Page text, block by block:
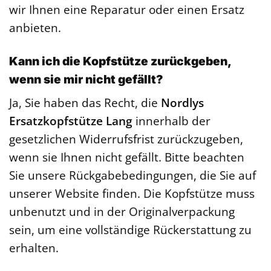
wir Ihnen eine Reparatur oder einen Ersatz
anbieten.
Kann ich die Kopfstütze zurückgeben,
wenn sie mir nicht gefällt?
Ja, Sie haben das Recht, die Nordlys
Ersatzkopfstütze Lang innerhalb der
gesetzlichen Widerrufsfrist zurückzugeben,
wenn sie Ihnen nicht gefällt. Bitte beachten
Sie unsere Rückgabebedingungen, die Sie auf
unserer Website finden. Die Kopfstütze muss
unbenutzt und in der Originalverpackung
sein, um eine vollständige Rückerstattung zu
erhalten.